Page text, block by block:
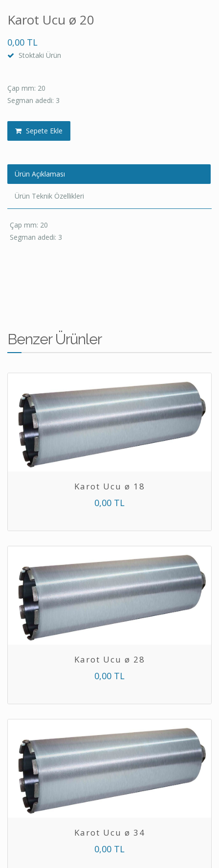
Karot Ucu ø 20
0,00 TL
Stoktaki Ürün
Çap mm: 20
Segman adedi: 3
Sepete Ekle
Ürün Açıklaması
Ürün Teknik Özellikleri
Çap mm: 20
Segman adedi: 3
Benzer Ürünler
Karot Ucu ø 18
0,00 TL
Karot Ucu ø 28
0,00 TL
Karot Ucu ø 34
0,00 TL